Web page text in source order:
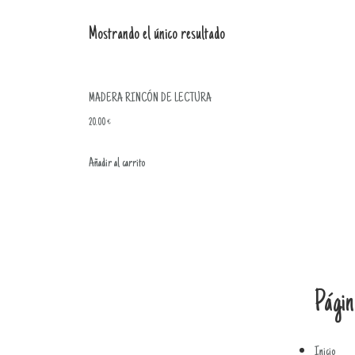
Mostrando el único resultado
MADERA RINCÓN DE LECTURA
20.00€
Añadir al carrito
Inicio